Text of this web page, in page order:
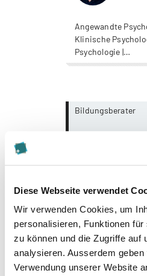
Diese Webseite verwendet
Wir verwenden Cookies, um
personalisieren, Funktionen
zu können und die Zugriffe auf
analysieren. Ausserdem
Verwendung unserer Website
Angewandte
Klinische
Psychologie |
Bildungsberater
Psychologie |
Zur Merkliste hinzufügen